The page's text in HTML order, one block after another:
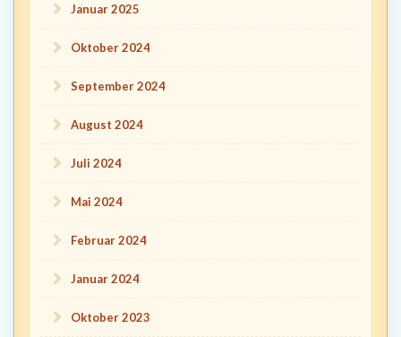
Januar 2025
Oktober 2024
September 2024
August 2024
Juli 2024
Mai 2024
Februar 2024
Januar 2024
Oktober 2023